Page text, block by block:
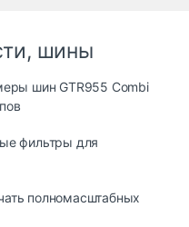
шины
шин GTR955 Combi
фильтры для
полномасштабных